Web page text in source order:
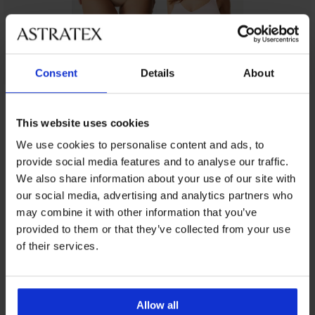
Consent Details About
This website uses cookies
We use cookies to personalise content and ads, to
provide social media features and to analyse our traffic.
We also share information about your use of our site with
our social media, advertising and analytics partners who
may combine it with other information that you’ve
provided to them or that they’ve collected from your use
of their services.
Allow all
4,8
Podprsenka
-20 % BRA20
5
Karesa
vystužená
-40%
4,8
New
-20 % BRA20
4,8
vystužená
-20 % BRA20
4,8
Podprsenka
I.
vystužená
4,8
Podprsenka
Triumph
Z rovnakej kolekcie